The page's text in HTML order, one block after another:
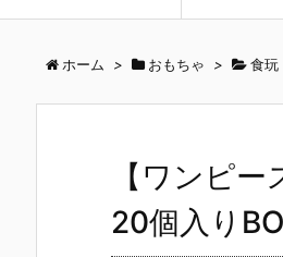
ホーム > おもちゃ > 食玩
【ワンピ
20個入り